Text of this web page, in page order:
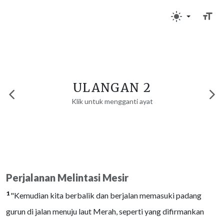
ULANGAN 2
Klik untuk mengganti ayat
Perjalanan Melintasi Mesir
1 "Kemudian kita berbalik dan berjalan memasuki padang
gurun di jalan menuju laut Merah, seperti yang difirmankan